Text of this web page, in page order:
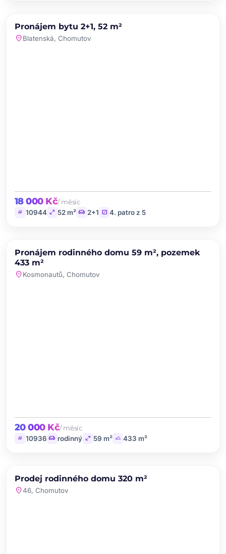
PRONÁJEM
Pronájem bytu 2+1, 52 m²
location_onBlatenská, Chomutov
18 000 Kč/ měsíc
tag 10944 open_in_full 52 m² chair 2+1 stairs 4. patro z 5
PRONÁJEM favorite
Pronájem rodinného domu 59 m², pozemek
433 m²
location_onKosmonautů, Chomutov
20 000 Kč/ měsíc
tag 10936 chair rodinný open_in_full 59 m² landscape 433 m²
PRODEJ
Prodej rodinného domu 320 m²
location_on46, Chomutov